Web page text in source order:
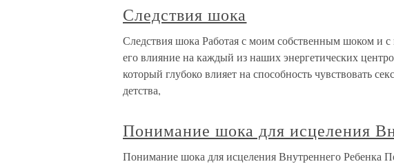
Следствия шока
Следствия шока Работая с моим собственным шоком и
его влияние на каждый из наших энергетических
который глубоко влияет на способность чувствовать
детства,
Понимание шока для исцеления
Понимание шока для исцеления Внутреннего Ребенка